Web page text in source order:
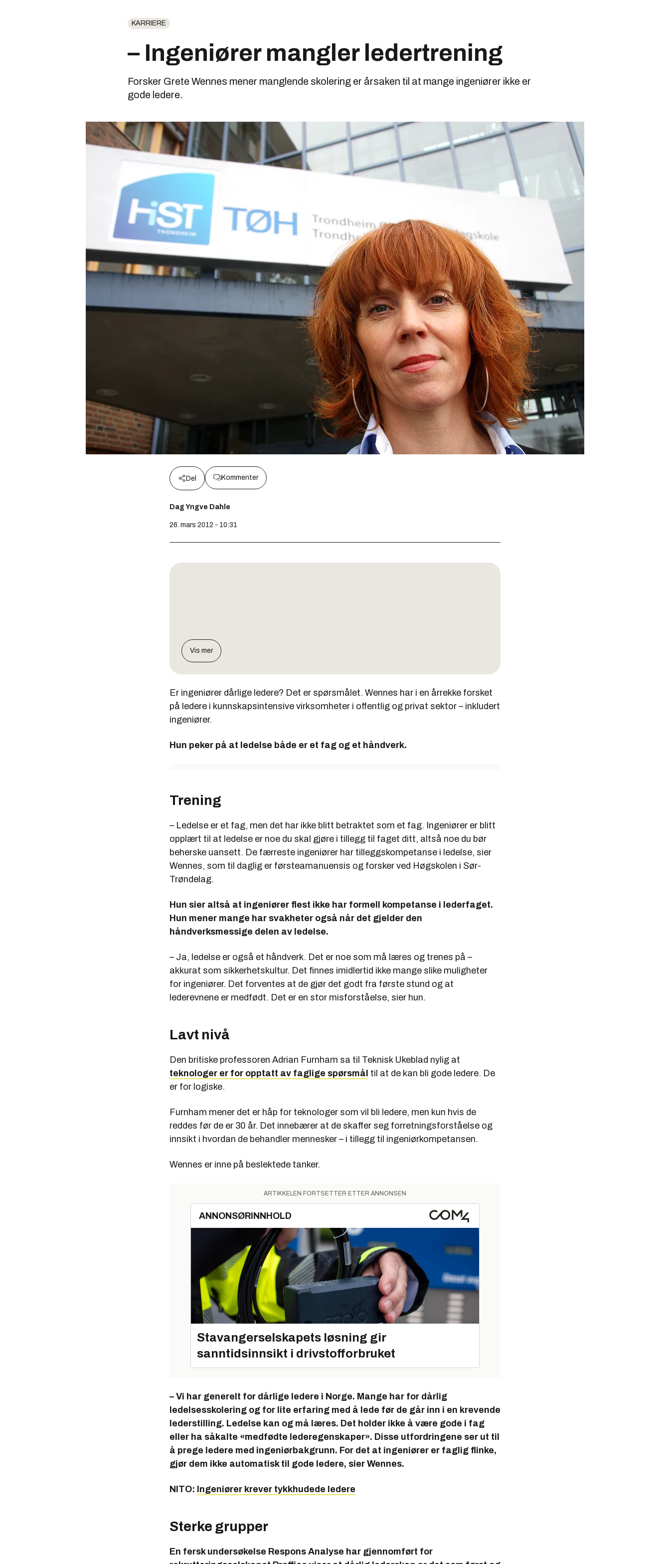
KARRIERE
– Ingeniører mangler ledertrening
Forsker Grete Wennes mener manglende skolering er årsaken til at mange ingeniører ikke er
gode ledere.
Del Kommenter
Dag Yngve Dahle
26. mars 2012 - 10:31
Vis mer
Er ingeniører dårlige ledere? Det er spørsmålet. Wennes har i en årrekke forsket
på ledere i kunnskapsintensive virksomheter i offentlig og privat sektor – inkludert
ingeniører.
Hun peker på at ledelse både er et fag og et håndverk.
Trening
– Ledelse er et fag, men det har ikke blitt betraktet som et fag. Ingeniører er blitt
opplært til at ledelse er noe du skal gjøre i tillegg til faget ditt, altså noe du bør
beherske uansett. De færreste ingeniører har tilleggskompetanse i ledelse, sier
Wennes, som til daglig er førsteamanuensis og forsker ved Høgskolen i Sør-
Trøndelag.
Hun sier altså at ingeniører flest ikke har formell kompetanse i lederfaget.
Hun mener mange har svakheter også når det gjelder den
håndverksmessige delen av ledelse.
– Ja, ledelse er også et håndverk. Det er noe som må læres og trenes på –
akkurat som sikkerhetskultur. Det finnes imidlertid ikke mange slike muligheter
for ingeniører. Det forventes at de gjør det godt fra første stund og at
lederevnene er medfødt. Det er en stor misforståelse, sier hun.
Lavt nivå
Den britiske professoren Adrian Furnham sa til Teknisk Ukeblad nylig at
teknologer er for opptatt av faglige spørsmål til at de kan bli gode ledere. De
er for logiske.
Furnham mener det er håp for teknologer som vil bli ledere, men kun hvis de
reddes før de er 30 år. Det innebærer at de skaffer seg forretningsforståelse og
innsikt i hvordan de behandler mennesker – i tillegg til ingeniørkompetansen.
Wennes er inne på beslektede tanker.
ARTIKKELEN FORTSETTER ETTER ANNONSEN
ANNONSØRINNHOLD
Stavangerselskapets løsning gir
sanntidsinnsikt i drivstofforbruket
– Vi har generelt for dårlige ledere i Norge. Mange har for dårlig
ledelsesskolering og for lite erfaring med å lede før de går inn i en krevende
lederstilling. Ledelse kan og må læres. Det holder ikke å være gode i fag
eller ha såkalte «medfødte lederegenskaper». Disse utfordringene ser ut til
å prege ledere med ingeniørbakgrunn. For det at ingeniører er faglig flinke,
gjør dem ikke automatisk til gode ledere, sier Wennes.
NITO: Ingeniører krever tykkhudede ledere
Sterke grupper
En fersk undersøkelse Respons Analyse har gjennomført for